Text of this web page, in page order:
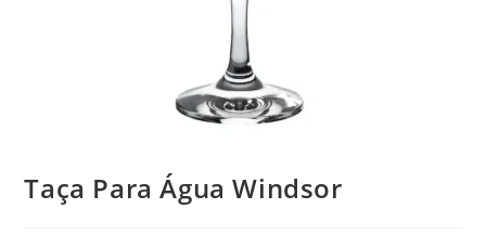
Taça Para Água Windsor